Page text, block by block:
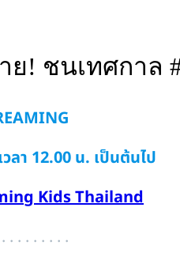
ชนเทศกาล
วลา 12.00 น. เป็นต้นไป
Kids Thailand
. . . . . . . .